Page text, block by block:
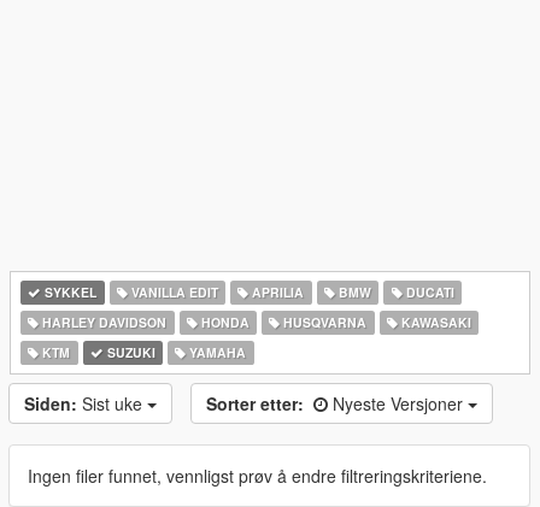
SYKKEL VANILLA EDIT APRILIA BMW
DUCATI
HARLEY DAVIDSON
HONDA HUSQVARNA
KAWASAKI
KTM
SUZUKI YAMAHA
Siden: Sist uke Sorter etter: Nyeste Versjoner
Ingen filer funnet, vennligst prøv å endre filtreringskriteriene.